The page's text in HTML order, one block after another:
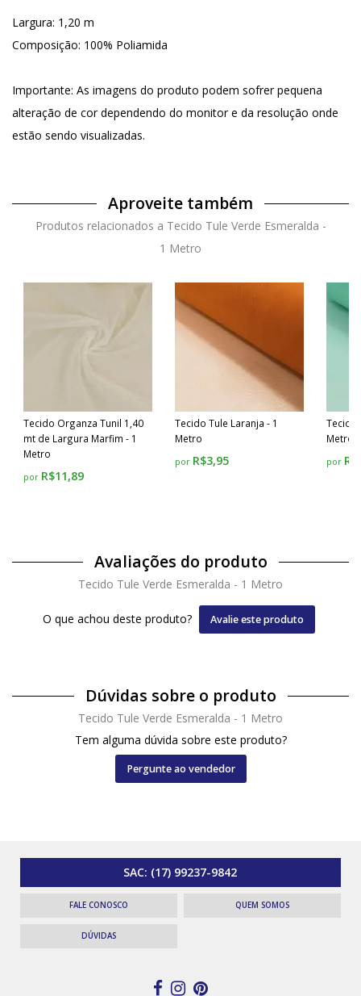
Largura: 1,20 m
Composição: 100% Poliamida
Importante: As imagens do produto podem sofrer pequena
alteração de cor dependendo do monitor e da resolução onde
estão sendo visualizadas.
Aproveite também
Produtos relacionados a Tecido Tule Verde Esmeralda -
1 Metro
Tecido Organza Tunil 1,40
mt de Largura Marfim - 1
Metro
por R$11,89
Tecido Tule Laranja - 1
Metro
por R$3,95
Tecido
Metro
por
Avaliações do produto
Tecido Tule Verde Esmeralda - 1 Metro
O que achou deste produto? Avalie este produto
Dúvidas sobre o produto
Tecido Tule Verde Esmeralda - 1 Metro
Tem alguma dúvida sobre este produto?
Pergunte ao vendedor
SAC: (17) 99237-9842
FALE CONOSCO QUEM SOMOS
DÚVIDAS